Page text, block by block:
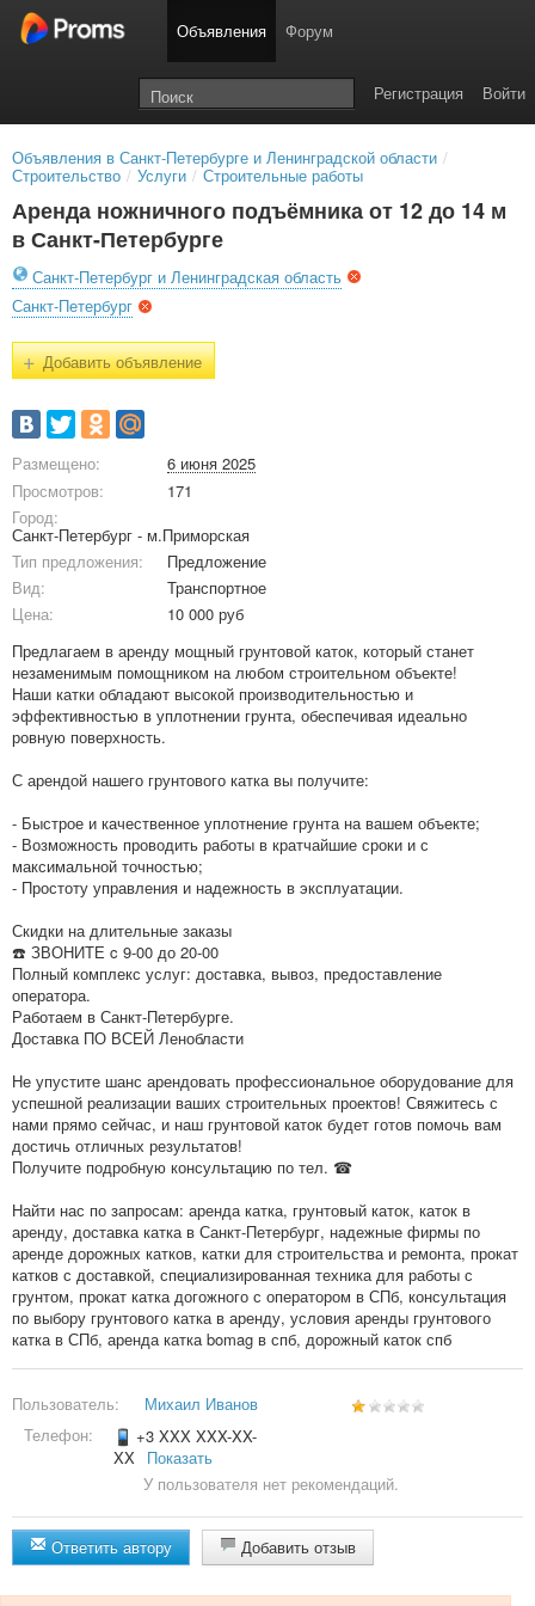
Объявления Форум
Войти
Регистрация
Объявления в Санкт-Петербурге и Ленинградской области /
Строительство / Услуги / Строительные работы
Аренда ножничного подъёмника от 12 до 14 м
в Санкт-Петербурге
Санкт-Петербург и Ленинградская область
Санкт-Петербург
+Добавить объявление
Размещено:
6 июня 2025
Просмотров:
171
Город:
Санкт-Петербург - м.Приморская
Тип предложения:
Предложение
Вид:
Транспортное
Цена:
10 000 руб
Предлагаем в аренду мощный грунтовой каток, который станет
незаменимым помощником на любом строительном объекте!
Наши катки обладают высокой производительностью и
эффективностью в уплотнении грунта, обеспечивая идеально
ровную поверхность.
С арендой нашего грунтового катка вы получите:
- Быстрое и качественное уплотнение грунта на вашем объекте;
- Возможность проводить работы в кратчайшие сроки и с
максимальной точностью;
- Простоту управления и надежность в эксплуатации.
Скидки на длительные заказы
☎️ ЗВОНИТЕ c 9-00 до 20-00
Полный комплекс услуг: доставка, вывоз, предоставление
оператора.
Работаем в Санкт-Петербурге.
Доставка ПО ВСЕЙ Ленобласти
Не упустите шанс арендовать профессиональное оборудование для
успешной реализации ваших строительных проектов! Свяжитесь с
нами прямо сейчас, и наш грунтовой каток будет готов помочь вам
достичь отличных результатов!
Получите подробную консультацию по тел. ☎
Найти нас по запросам: аренда катка, грунтовый каток, каток в
аренду, доставка катка в Санкт-Петербург, надежные фирмы по
аренде дорожных катков, катки для строительства и ремонта, прокат
катков с доставкой, специализированная техника для работы с
грунтом, прокат катка догожного с оператором в СПб, консультация
по выбору грунтового катка в аренду, условия аренды грунтового
катка в СПб, аренда катка bomag в спб, дорожный каток спб
Пользователь:
Михаил Иванов
Телефон:
+3 XXX XXX-XX-
XX
Показать
У пользователя нет рекомендаций.
Ответить автору Добавить отзыв